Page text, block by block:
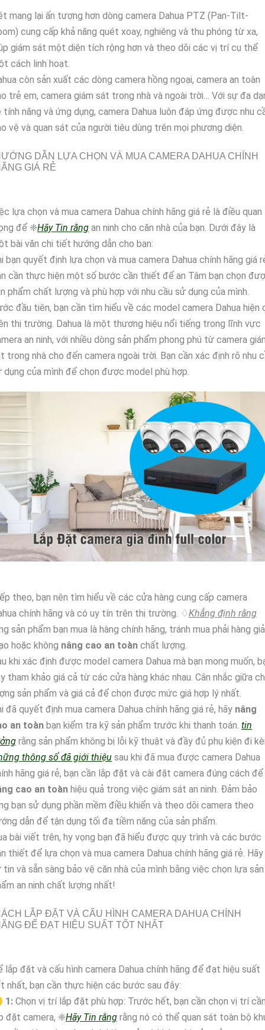
mang lại ấn tượng hơn dòng camera Dahua PTZ (Pan-Tilt-
cung cấp khả năng quét xoay, nghiêng và thu phóng từ xa,
giám sát một diện tích rộng hơn và theo dõi các vị trí cụ thể
cách linh hoạt.
còn sản xuất các dòng camera hồng ngoại, camera an toàn
trẻ em, camera giám sát trong nhà và ngoài trời… Với sự đa
tính năng và ứng dụng, camera Dahua luôn đáp ứng được nhu
vệ và quan sát của người tiêu dùng trên mọi phương diện.
DẪN LỰA CHỌN VÀ MUA CAMERA DAHUA CHÍNH
GIÁ RẺ
lựa chọn và mua camera Dahua chính hãng giá rẻ là điều quan
để ❈Hãy Tin rằng an ninh cho căn nhà của bạn. Dưới đây là
bài văn chi tiết hướng dẫn cho bạn:
bạn quyết định lựa chọn và mua camera Dahua chính hãng giá
cần thực hiện một số bước cần thiết để an Tâm bạn chọn
phẩm chất lượng và phù hợp với nhu cầu sử dụng của mình.
đầu tiên, bạn cần tìm hiểu về các model camera Dahua hiện
thị trường. Dahua là một thương hiệu nổi tiếng trong lĩnh vực
an ninh, với nhiều dòng sản phẩm phong phú từ camera
trong nhà cho đến camera ngoài trời. Bạn cần xác định rõ nhu
dụng của mình để chọn được model phù hợp.
theo, bạn nên tìm hiểu về các cửa hàng cung cấp camera
chính hãng và có uy tín trên thị trường. ♢Khẳng định rằng
sản phẩm bạn mua là hàng chính hãng, tránh mua phải hàng giả
hoặc không nâng cao an toàn chất lượng.
khi xác định được model camera Dahua mà bạn mong muốn,
tham khảo giá cả từ các cửa hàng khác nhau. Cân nhắc giữa
sản phẩm và giá cả để chọn được mức giá hợp lý nhất.
đã quyết định mua camera Dahua chính hãng giá rẻ, hãy nâng
an toàn bạn kiểm tra kỹ sản phẩm trước khi thanh toán. tin
rằng sản phẩm không bị lỗi kỹ thuật và đầy đủ phụ kiện đi
thông số đã giới thiệu sau khi đã mua được camera Dahua
hãng giá rẻ, bạn cần lắp đặt và cài đặt camera đúng cách để
cao an toàn hiệu quả trong việc giám sát an ninh. Đảm bảo
bạn sử dụng phần mềm điều khiển và theo dõi camera theo
dẫn để tận dụng tối đa tiềm năng của sản phẩm.
bài viết trên, hy vọng bạn đã hiểu được quy trình và các bước
thiết để lựa chọn và mua camera Dahua chính hãng giá rẻ. Hãy
và sẵn sàng bảo vệ căn nhà của mình bằng việc chọn lựa sản
an ninh chất lượng nhất!
LẮP ĐẶT VÀ CẤU HÌNH CAMERA DAHUA CHÍNH
ĐỂ ĐẠT HIỆU SUẤT TỐT NHẤT
lắp đặt và cấu hình camera Dahua chính hãng để đạt hiệu suất
nhất, bạn cần thực hiện các bước sau đây:
1: Chọn vị trí lắp đặt phù hợp: Trước hết, bạn cần chọn vị trí
đặt camera, ❈Hãy Tin rằng rằng nó có thể quan sát toàn bộ